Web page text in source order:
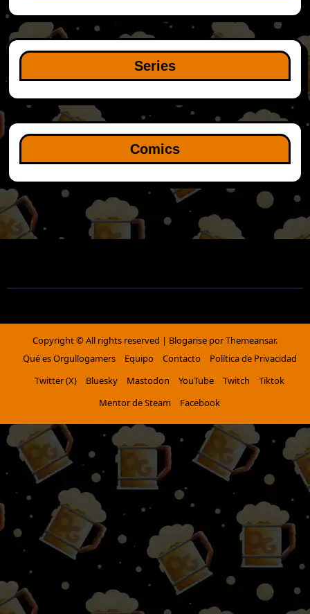
Series
Comics
Copyright © All rights reserved | Blogarise porThemeansar.
Qué es Orgullogamers
Equipo Contacto
Política de Privacidad
Twitter (X)
Bluesky Mastodon YouTube Twitch
Tiktok
Mentor de Steam
Facebook